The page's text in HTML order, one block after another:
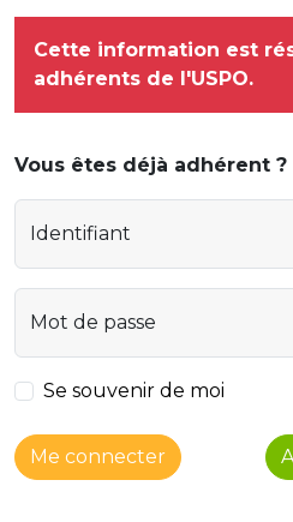
Cette information est
adhérents de l'USPO.
Vous êtes déjà adhérent
Identifiant
Mot de passe
Se souvenir de moi
Me connecter